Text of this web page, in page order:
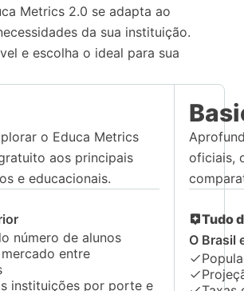
Metrics 2.0 se adapta ao
da sua instituição.
e escolha o ideal para sua
o Educa Metrics
aos principais
e educacionais.
número de alunos
entre
instituições por porte e
oficiais,
Tudo
O Brasil